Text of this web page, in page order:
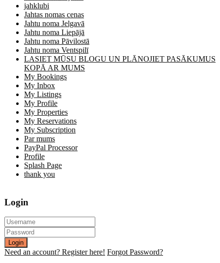
jahklubi
Jahtas nomas cenas
Jahtu noma Jelgavā
Jahtu noma Liepājā
Jahtu noma Pāvilostā
Jahtu noma Ventspilī
LASIET MŪSU BLOGU UN PLĀNOJIET PASĀKUMUS
KOPĀ AR MUMS
My Bookings
My Inbox
My Listings
My Profile
My Properties
My Reservations
My Subscription
Par mums
PayPal Processor
Profile
Splash Page
thank you
Login
Login
Need an account? Register here! Forgot Password?